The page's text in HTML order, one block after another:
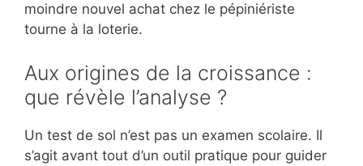
moindre nouvel achat chez le pépiniériste
tourne à la loterie.
Aux origines de la croissance :
que révèle l’analyse ?
Un test de sol n’est pas un examen scolaire. Il
s’agit avant tout d’un outil pratique pour guider